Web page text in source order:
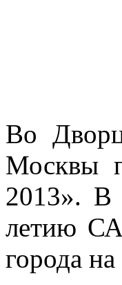
Во
Москвы
2013». В
летию
города